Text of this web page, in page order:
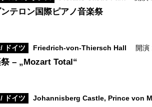
テロン国際ピアノ音楽祭
ドイツ Friedrich-von-Thiersch Hall 開演
– „Mozart Total“
ドイツ Johannisberg Castle, Prince von